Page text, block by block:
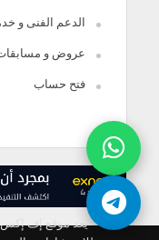
الدعم الفنى و
عروض و
فتح حساب